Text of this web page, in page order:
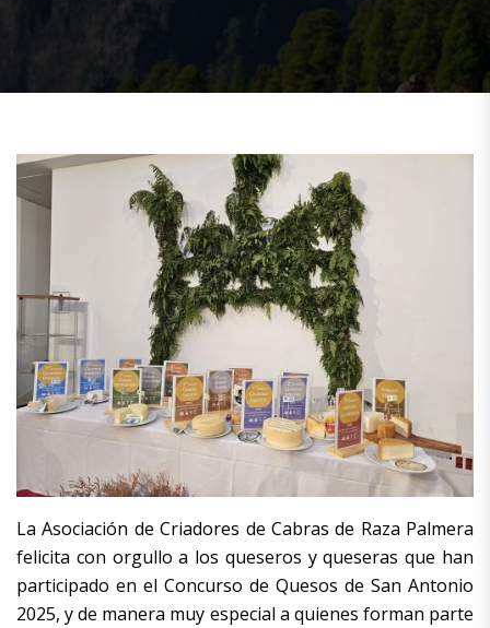
La Asociación de Criadores de Cabras de Raza Palmera
felicita con orgullo a los queseros y queseras que han
participado en el Concurso de Quesos de San Antonio
2025, y de manera muy especial a quienes forman parte